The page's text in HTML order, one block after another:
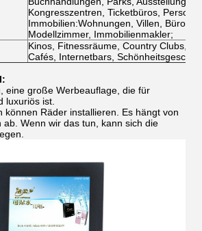
Kongresszentren, Ticketbüros,
Immobilien:Wohnungen, Villen, Büros,
Modellzimmer, Immobilienmakler;
Kinos, Fitnessräume, Country Clubs,
Cafés, Internetbars,
eine große Werbeauflage, die für
luxuriös ist.
können Räder installieren. Es hängt von
ab. Wenn wir das tun, kann sich die